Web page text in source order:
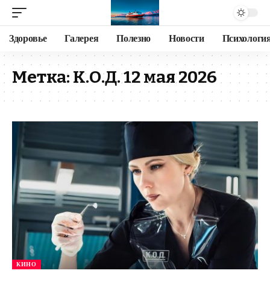
Здоровье Галерея Полезно Новости
Метка: К.О.Д. 12 мая 2026
КИНО